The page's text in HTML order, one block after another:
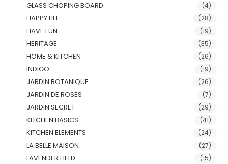
GLASS CHOPING BOARD (4)
HAPPY LIFE (28)
HAVE FUN (19)
HERITAGE (35)
HOME & KITCHEN (26)
INDIGO (19)
JARDIN BOTANIQUE (26)
JARDIN DE ROSES (7)
JARDIN SECRET (29)
KITCHEN BASICS (41)
KITCHEN ELEMENTS (24)
LA BELLE MAISON (27)
LAVENDER FIELD (15)